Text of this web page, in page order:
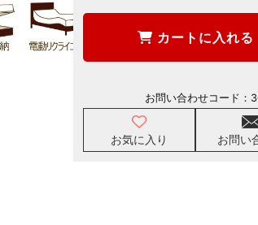
カートに入れる
お気に入り お問い
お問い合わせコード：